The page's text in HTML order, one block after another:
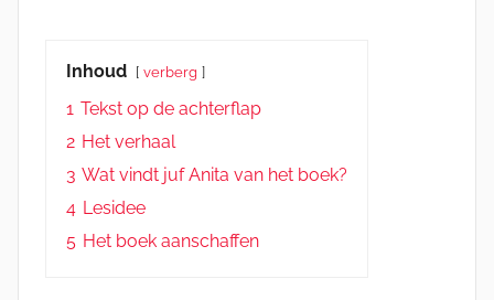
Inhoud verberg
1 Tekst op de achterflap
2 Het verhaal
3 Wat vindt juf Anita van het boek?
4 Lesidee
5 Het boek aanschaffen